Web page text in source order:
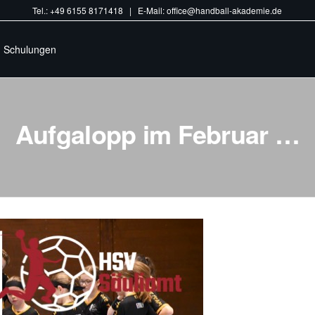
Tel.: +49 6155 8171418 | E-Mail: office@handball-akademie.de
Schulungen
Aufgalopp im Februar …